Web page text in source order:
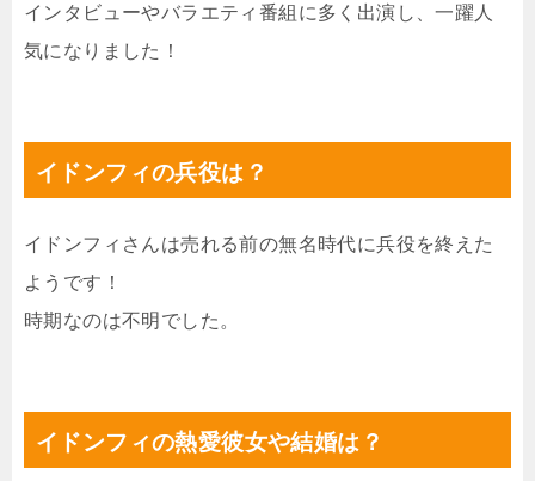
インタビューやバラエティ番組に多く出演し、一躍人
気になりました！
イドンフィの兵役は？
イドンフィさんは売れる前の無名時代に兵役を終えた
ようです！
時期なのは不明でした。
イドンフィの熱愛彼女や結婚は？